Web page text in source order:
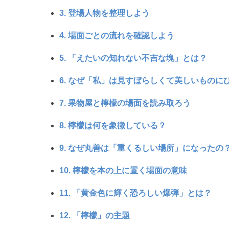
3. 登場人物を整理しよう
4. 場面ごとの流れを確認しよう
5. 「えたいの知れない不吉な塊」とは？
6. なぜ「私」は見すぼらしくて美しいものに
7. 果物屋と檸檬の場面を読み取ろう
8. 檸檬は何を象徴している？
9. なぜ丸善は「重くるしい場所」になったの
10. 檸檬を本の上に置く場面の意味
11. 「黄金色に輝く恐ろしい爆弾」とは？
12. 「檸檬」の主題